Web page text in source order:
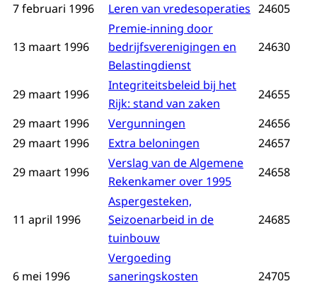
7 februari 1996
Leren van vredesoperaties 24605
13 maart 1996
Premie-inning door
bedrijfsverenigingen en
Belastingdienst
24630
29 maart 1996
Integriteitsbeleid bij het
Rijk: stand van zaken
24655
29 maart 1996
Vergunningen
24656
29 maart 1996
Extra beloningen
24657
29 maart 1996
Verslag van de Algemene
Rekenkamer over 1995
24658
11 april 1996
Aspergesteken,
Seizoenarbeid in de
tuinbouw
24685
6 mei 1996
Vergoeding
saneringskosten
24705